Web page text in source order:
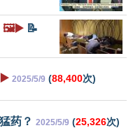
🖼️▶️ 📝
▶️ 2025/5/9 (88,400次)
药？ 2025/5/9 (25,326次)